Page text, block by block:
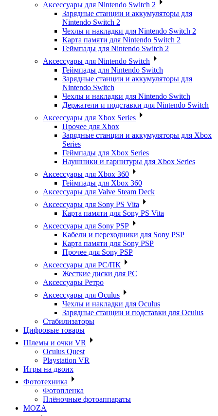
Аксессуары для Nintendo Switch 2
Зарядные станции и аккумуляторы для
Nintendo Switch 2
Чехлы и накладки для Nintendo Switch 2
Карта памяти для Nintendo Switch 2
Геймпады для Nintendo Switch 2
Аксессуары для Nintendo Switch
Геймпады для Nintendo Switch
Зарядные станции и аккумуляторы для
Nintendo Switch
Чехлы и накладки для Nintendo Switch
Держатели и подставки для Nintendo Switch
Аксессуары для Xbox Series
Прочее для Xbox
Зарядные станции и аккумуляторы для Xbox
Series
Геймпады для Xbox Series
Наушники и гарнитуры для Xbox Series
Аксессуары для Xbox 360
Геймпады для Xbox 360
Аксессуары для Valve Steam Deck
Аксессуары для Sony PS Vita
Карта памяти для Sony PS Vita
Аксессуары для Sony PSP
Кабели и переходники для Sony PSP
Карта памяти для Sony PSP
Прочее для Sony PSP
Аксессуары для PC/ПК
Жесткие диски для PC
Аксессуары Ретро
Аксессуары для Oculus
Чехлы и накладки для Oculus
Зарядные станции и подставки для Oculus
Стабилизаторы
Цифровые товары
Шлемы и очки VR
Oculus Quest
Playstation VR
Игры на двоих
Фототехника
Фотопленка
Плёночные фотоаппараты
MOZA